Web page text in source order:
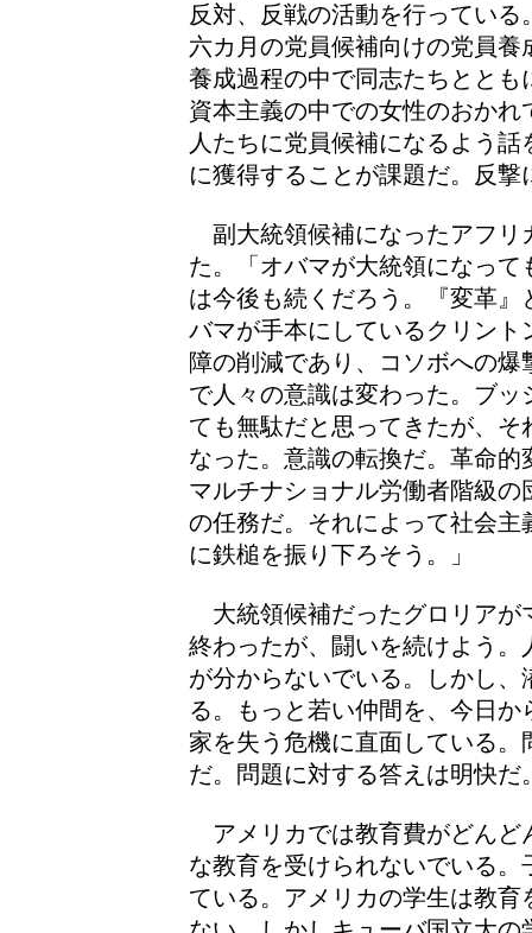
反対、反戦の活動を行ってい
六カ月の党員候補向けの党員
養成過程の中で同志たちとと
資本主義の中での女性のおか
人たちに党員候補になるよう
に獲得することが課題だ。反撃
副大統領候補になったアフリ
た。「オバマが大統領になっ
は今後も続くだろう。『変革
バマが手本にしているクリン
障の削減であり、コソボへの
で人々の意識は変わった。ブ
ても無駄だと思ってきたが、
なった。意識の転換だ。革命
マルチナショナル労働者階級
の任務だ。それによって社会
に鉄槌を振り下ろそう。」
大統領候補だったグロリアが
終わったが、闘いを続けよう
が分からないでいる。しかし
る。もっと若い仲間を、今日
家を失う危機に直面している
だ。問題に対する答えは明快だ
アメリカでは教育費がどんど
な教育を受けられないでいる
ている。アメリカの学生は教